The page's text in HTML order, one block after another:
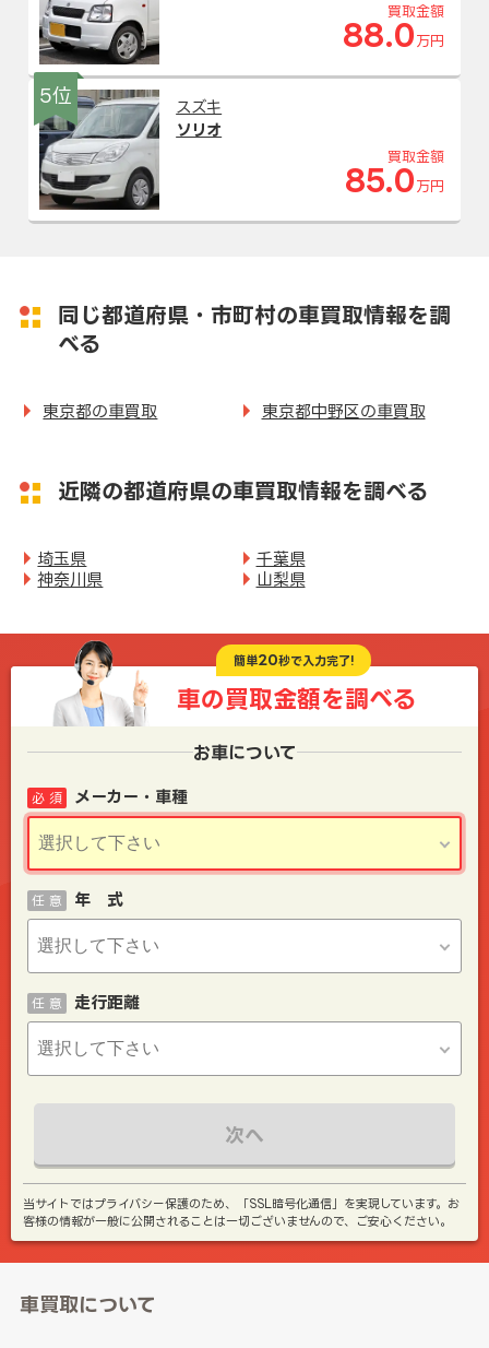
買取金額
88.0 万円
5位
スズキ
ソリオ
買取金額
85.0 万円
同じ都道府県・市町村の車買取情報を調
べる
東京都の車買取 東京都中野区の車買取
近隣の都道府県の車買取情報を調べる
埼玉県
千葉県
神奈川県
山梨県
簡単20秒で入力完了!
車の買取金額を調べる
お車について
メーカー・車種
必 須
年 式
任 意
走行距離
任 意
次へ
当サイトではプライバシー保護のため、「SSL暗号化通信」を実現しています。お
客様の情報が一般に公開されることは一切ございませんので、ご安心ください。
車買取について